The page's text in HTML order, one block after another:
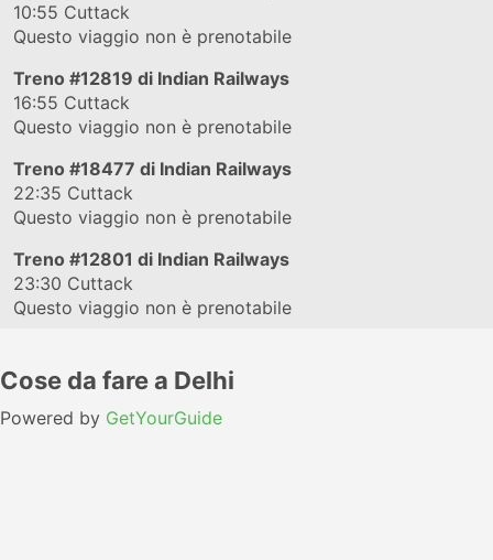
10:55 Cuttack
Questo viaggio non è prenotabile
Treno #12819 di Indian Railways
16:55 Cuttack
Questo viaggio non è prenotabile
Treno #18477 di Indian Railways
22:35 Cuttack
Questo viaggio non è prenotabile
Treno #12801 di Indian Railways
23:30 Cuttack
Questo viaggio non è prenotabile
Cose da fare a Delhi
Powered by GetYourGuide